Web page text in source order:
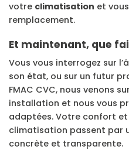
votre climatisation et
remplacement.
Et maintenant, que
Vous vous interrogez sur
son état, ou sur un futur
FMAC CVC, nous venons
installation et nous vous
adaptées. Votre confort
climatisation passent par
concrète et transparente.